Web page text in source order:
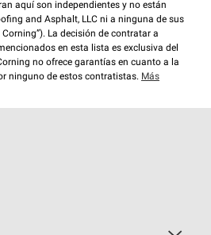
aquí son independientes y no están
and Asphalt, LLC ni a ninguna de sus
La decisión de contratar a
en esta lista es exclusiva del
no ofrece garantías en cuanto a la
ninguno de estos contratistas. Más